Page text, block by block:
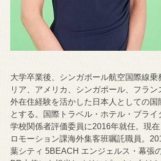
大学卒業後、シンガポール航空国際線乗
リア、アメリカ、シンガポール、フラ
外在住経験を活かした日本人としての国
とする。国際トラベル・ホテル・ブライ
学校関係者評価委員に2016年就任。現
ロモーション課海外集客班嘱託職員。
葉シティ 5BEACH エンジェルス・幕張